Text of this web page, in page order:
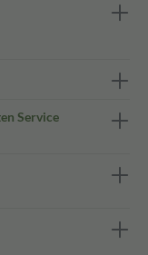
Service